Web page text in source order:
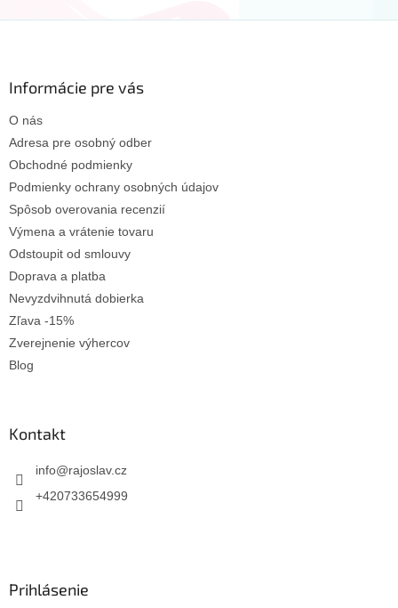
Informácie pre vás
O nás
Adresa pre osobný odber
Obchodné podmienky
Podmienky ochrany osobných údajov
Spôsob overovania recenzií
Výmena a vrátenie tovaru
Odstoupit od smlouvy
Doprava a platba
Nevyzdvihnutá dobierka
Zľava -15%
Zverejnenie výhercov
Blog
Kontakt
info@rajoslav.cz
+420733654999
Prihlásenie